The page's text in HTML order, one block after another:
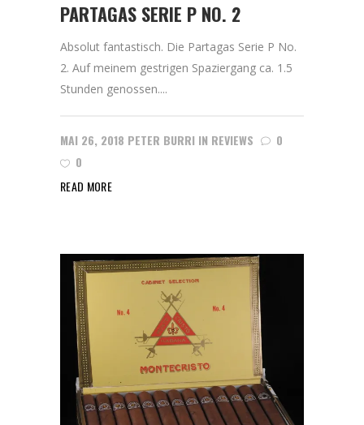
PARTAGAS SERIE P NO. 2
Absolut fantastisch. Die Partagas Serie P No.
2. Auf meinem gestrigen Spaziergang ca. 1.5
Stunden genossen....
MAI 26, 2018 PETER BURRI IN REVIEWS
0
0
READ MORE